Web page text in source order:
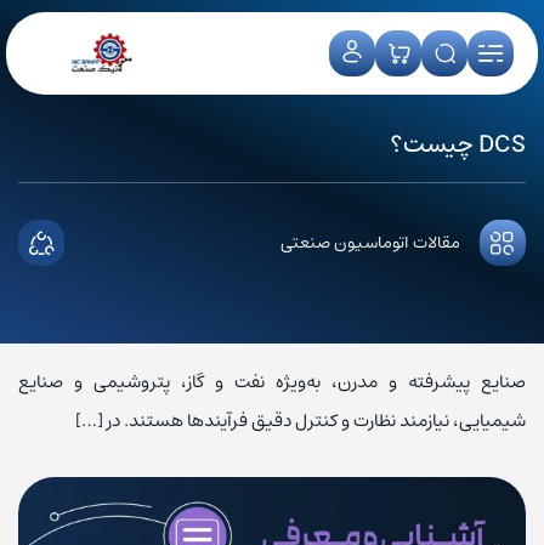
DCS چیست؟
مقالات اتوماسیون صنعتی
صنایع پیشرفته و مدرن، به‌ویژه نفت و گاز، پتروشیمی و صنایع
شیمیایی، نیازمند نظارت و کنترل دقیق فرآیندها هستند. در […]